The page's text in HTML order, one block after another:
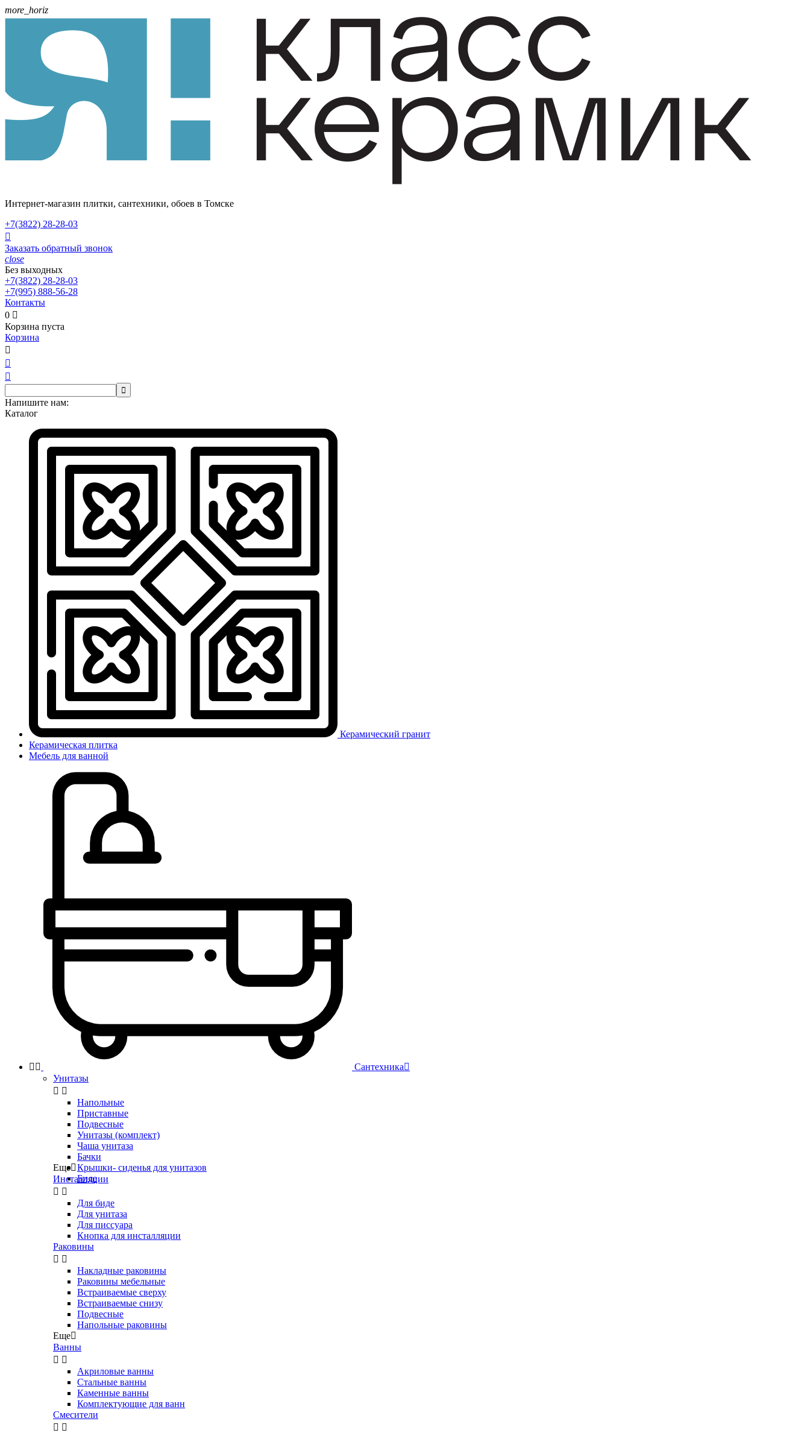
more_horiz
Интернет-магазин плитки, сантехники, обоев в Томске
+7(3822) 28-28-03

Заказать обратный звонок
close
Без выходных
+7(3822) 28-28-03
+7(995) 888-56-28
Контакты
0 
Корзина пуста
Корзина




Напишите нам:
Каталог
Керамический гранит
Керамическая плитка
Мебель для ванной
  Сантехника
Унитазы
 
Напольные
Приставные
Подвесные
Унитазы (комплект)
Чаша унитаза
Бачки
Крышки- сиденья для унитазов
Биде
Еще
Инсталляции
 
Для биде
Для унитаза
Для писсуара
Кнопка для инсталляции
Раковины
 
Накладные раковины
Раковины мебельные
Встраиваемые сверху
Встраиваемые снизу
Подвесные
Напольные раковины
Еще
Ванны
 
Акриловые ванны
Стальные ванны
Каменные ванны
Комплектующие для ванн
Смесители
 